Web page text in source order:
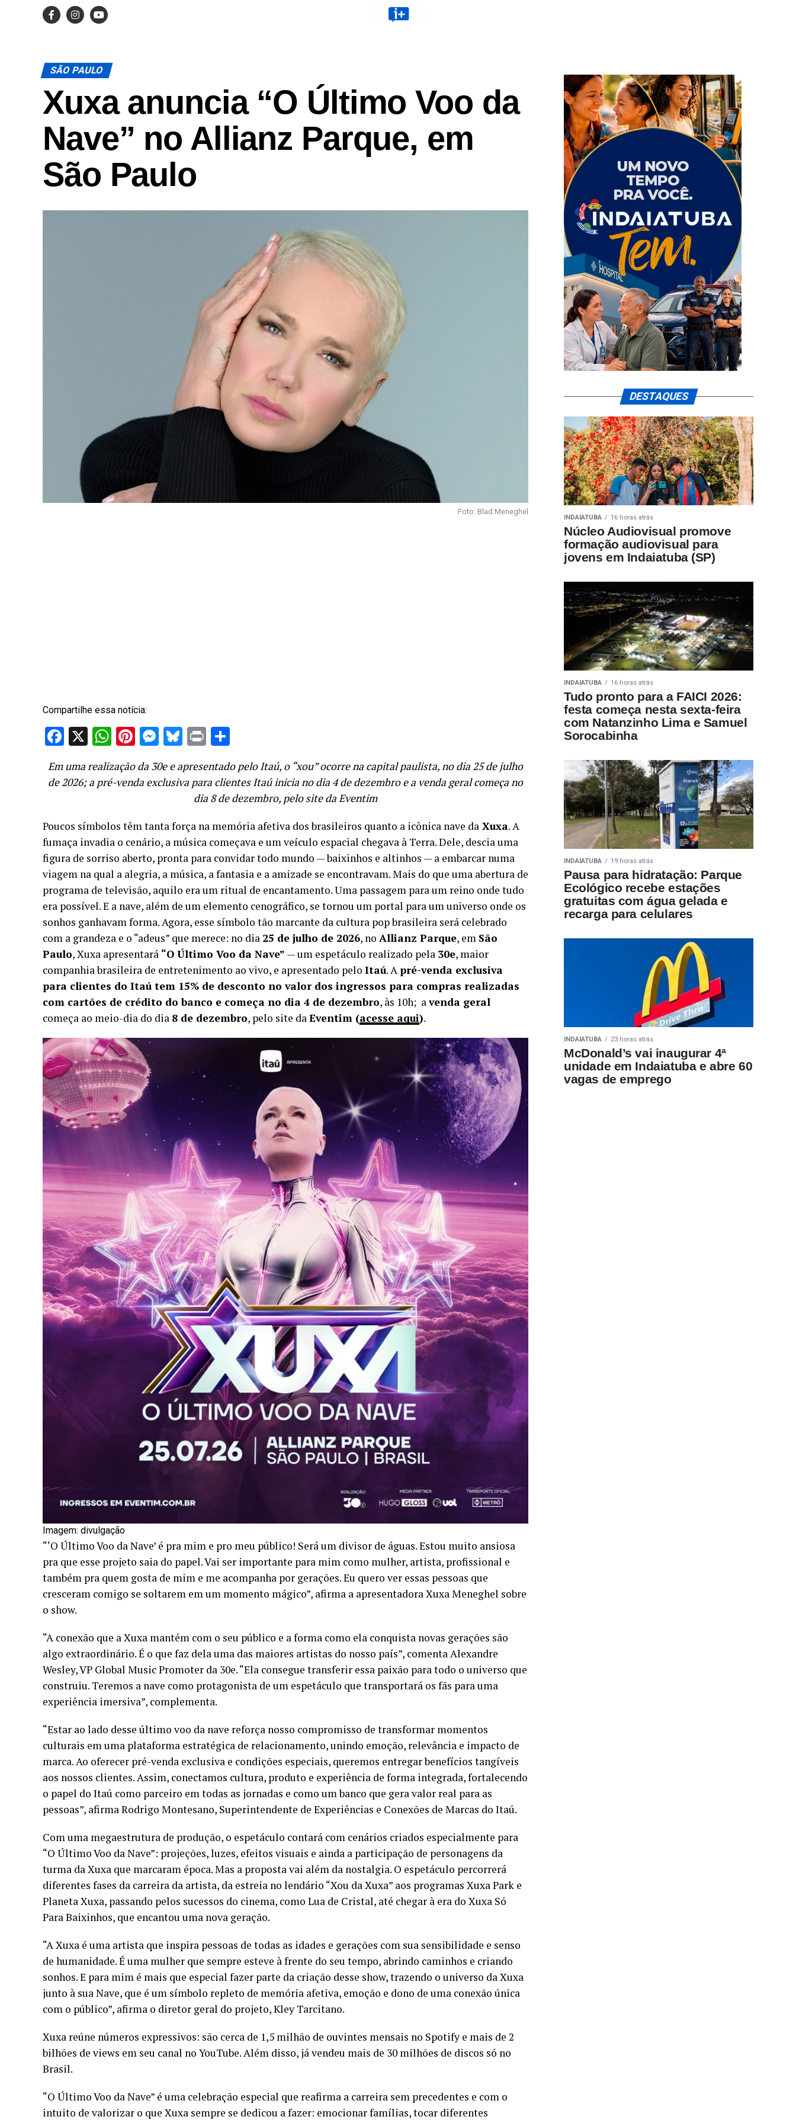
SÃO PAULO
Xuxa anuncia “O Último Voo da
Nave” no Allianz Parque, em
São Paulo
Foto: Blad Meneghel
Compartilhe essa notícia:
Facebook
X WhatsApp
Pinterest
Messenger
Bluesky
Print
Em uma realização da 30e e apresentado pelo Itaú, o “xou” ocorre na capital paulista, no dia 25 de julho
de 2026; a pré-venda exclusiva para clientes Itaú inicia no dia 4 de dezembro e a venda geral começa no
dia 8 de dezembro, pelo site da Eventim
Poucos símbolos têm tanta força na memória afetiva dos brasileiros quanto a icônica nave da Xuxa. A
fumaça invadia o cenário, a música começava e um veículo espacial chegava à Terra. Dele, descia uma
figura de sorriso aberto, pronta para convidar todo mundo — baixinhos e altinhos — a embarcar numa
viagem na qual a alegria, a música, a fantasia e a amizade se encontravam. Mais do que uma abertura de
programa de televisão, aquilo era um ritual de encantamento. Uma passagem para um reino onde tudo
era possível. E a nave, além de um elemento cenográfico, se tornou um portal para um universo onde os
sonhos ganhavam forma. Agora, esse símbolo tão marcante da cultura pop brasileira será celebrado
com a grandeza e o “adeus” que merece: no dia 25 de julho de 2026, no Allianz Parque, em São
Paulo, Xuxa apresentará “O Último Voo da Nave” — um espetáculo realizado pela 30e, maior
companhia brasileira de entretenimento ao vivo, e apresentado pelo Itaú. A pré-venda exclusiva
para clientes do Itaú tem 15% de desconto no valor dos ingressos para compras realizadas
com cartões de crédito do banco e começa no dia 4 de dezembro, às 10h; avenda geral
começa ao meio-dia do dia 8 de dezembro, pelo site daEventim (acesse aqui).
Imagem: divulgação
“‘O Último Voo da Nave’ é pra mim e pro meu público! Será um divisor de águas. Estou muito ansiosa
pra que esse projeto saia do papel. Vai ser importante para mim como mulher, artista, profissional e
também pra quem gosta de mim e me acompanha por gerações. Eu quero ver essas pessoas que
cresceram comigo se soltarem em um momento mágico”, afirma a apresentadora Xuxa Meneghel sobre
o show.
“A conexão que a Xuxa mantém com o seu público e a forma como ela conquista novas gerações são
algo extraordinário. É o que faz dela uma das maiores artistas do nosso país”, comenta Alexandre
Wesley, VP Global Music Promoter da 30e. “Ela consegue transferir essa paixão para todo o universo que
construiu. Teremos a nave como protagonista de um espetáculo que transportará os fãs para uma
experiência imersiva”, complementa.
“Estar ao lado desse último voo da nave reforça nosso compromisso de transformar momentos
culturais em uma plataforma estratégica de relacionamento, unindo emoção, relevância e impacto de
marca. Ao oferecer pré-venda exclusiva e condições especiais, queremos entregar benefícios tangíveis
aos nossos clientes. Assim, conectamos cultura, produto e experiência de forma integrada, fortalecendo
o papel do Itaú como parceiro em todas as jornadas e como um banco que gera valor real para as
pessoas”, afirma Rodrigo Montesano, Superintendente de Experiências e Conexões de Marcas do Itaú.
Com uma megaestrutura de produção, o espetáculo contará com cenários criados especialmente para
“O Último Voo da Nave”: projeções, luzes, efeitos visuais e ainda a participação de personagens da
turma da Xuxa que marcaram época. Mas a proposta vai além da nostalgia. O espetáculo percorrerá
diferentes fases da carreira da artista, da estreia no lendário “Xou da Xuxa” aos programas Xuxa Park e
Planeta Xuxa, passando pelos sucessos do cinema, como Lua de Cristal, até chegar à era do Xuxa Só
Para Baixinhos, que encantou uma nova geração.
“A Xuxa é uma artista que inspira pessoas de todas as idades e gerações com sua sensibilidade e senso
de humanidade. É uma mulher que sempre esteve à frente do seu tempo, abrindo caminhos e criando
sonhos. E para mim é mais que especial fazer parte da criação desse show, trazendo o universo da Xuxa
junto à sua Nave, que é um símbolo repleto de memória afetiva, emoção e dono de uma conexão única
com o público”, afirma o diretor geral do projeto, Kley Tarcitano.
Xuxa reúne números expressivos: são cerca de 1,5 milhão de ouvintes mensais no Spotify e mais de 2
bilhões de views em seu canal no YouTube. Além disso, já vendeu mais de 30 milhões de discos só no
Brasil.
“O Último Voo da Nave” é uma celebração especial que reafirma a carreira sem precedentes e com o
intuito de valorizar o que Xuxa sempre se dedicou a fazer: emocionar famílias, tocar diferentes
DESTAQUES
INDAIATUBA 16 horas atrás
Núcleo Audiovisual promove
formação audiovisual para
jovens em Indaiatuba (SP)
INDAIATUBA 16 horas atrás
Tudo pronto para a FAICI 2026:
festa começa nesta sexta-feira
com Natanzinho Lima e Samuel
Sorocabinha
INDAIATUBA 19 horas atrás
Pausa para hidratação: Parque
Ecológico recebe estações
gratuitas com água gelada e
recarga para celulares
INDAIATUBA 23 horas atrás
McDonald’s vai inaugurar 4ª
unidade em Indaiatuba e abre 60
vagas de emprego